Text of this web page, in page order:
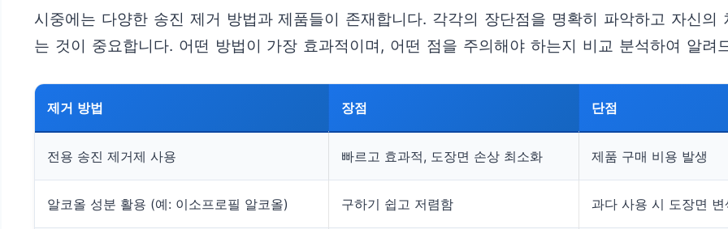
시중에는 다양한 송진 제거 방법과 제품들이 존재합니다. 각각의 장단점을 명확히 파악하고 자신
는 것이 중요합니다. 어떤 방법이 가장 효과적이며, 어떤 점을 주의해야 하는지 비교 분석하여 알려
제거 방법 장점 단점
전용 송진 제거제 사용 빠르고 효과적, 도장면 손상 최소화 제품 구매 비용 발생
알코올 성분 활용 (예: 이소프로필 알코올) 구하기 쉽고 저렴함 과다 사용 시 도장면